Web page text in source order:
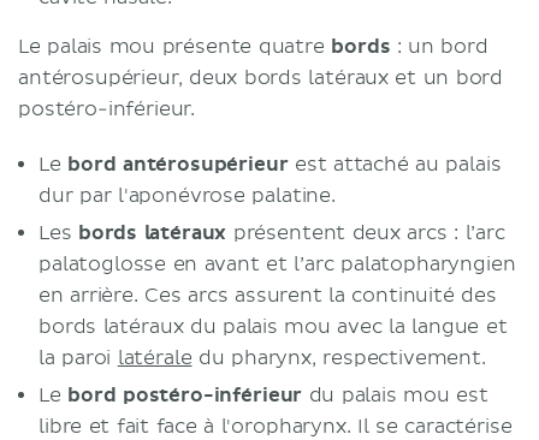
Le palais mou présente quatre bords : un bord
antérosupérieur, deux bords latéraux et un bord
postéro-inférieur.
Le bord antérosupérieurest attaché au palais
dur par l'aponévrose palatine.
Les bords latéraux présentent deux arcs : l’arc
palatoglosse en avant et l’arc palatopharyngien
en arrière. Ces arcs assurent la continuité des
bords latéraux du palais mou avec la langue et
la paroi latérale du pharynx, respectivement.
Le bord postéro-inférieur du palais mou est
libre et fait face à l'oropharynx. Il se caractérise